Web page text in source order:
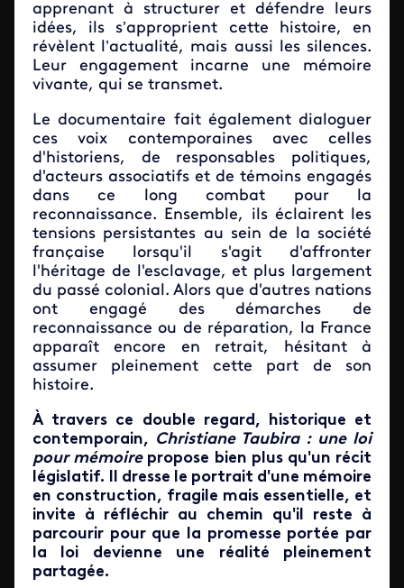
apprenant à structurer et défendre leurs
idées, ils s’approprient cette histoire, en
révèlent l’actualité, mais aussi les silences.
Leur engagement incarne une mémoire
vivante, qui se transmet.
Le documentaire fait également dialoguer
ces voix contemporaines avec celles
d'historiens, de responsables politiques,
d'acteurs associatifs et de témoins engagés
dans ce long combat pour la
reconnaissance. Ensemble, ils éclairent les
tensions persistantes au sein de la société
française lorsqu'il s'agit d'affronter
l'héritage de l'esclavage, et plus largement
du passé colonial. Alors que d'autres nations
ont engagé des démarches de
reconnaissance ou de réparation, la France
apparaît encore en retrait, hésitant à
assumer pleinement cette part de son
histoire.
À travers ce double regard, historique et
contemporain, Christiane Taubira : une loi
pour mémoirepropose bien plus qu'un récit
législatif. Il dresse le portrait d'une mémoire
en construction, fragile mais essentielle, et
invite à réfléchir au chemin qu'il reste à
parcourir pour que la promesse portée par
la loi devienne une réalité pleinement
partagée.